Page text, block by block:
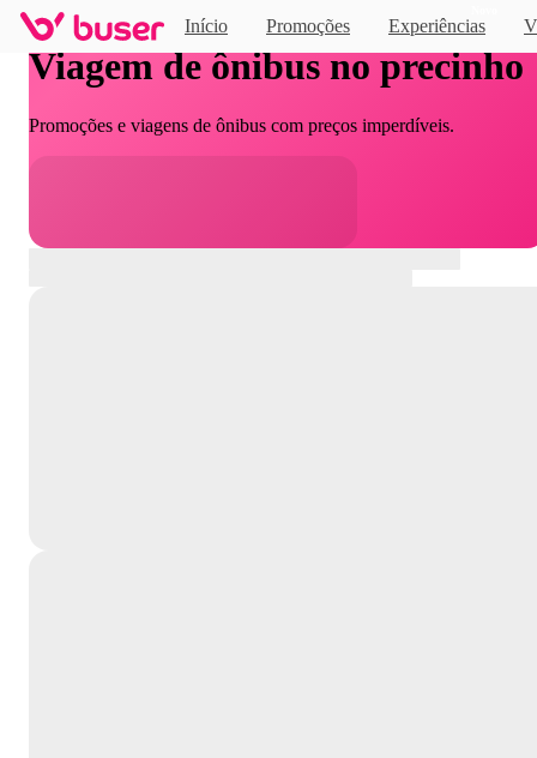
Início Promoções Experiências
Viagem de ônibus no precinho
Promoções e viagens de ônibus com preços imperdíveis.